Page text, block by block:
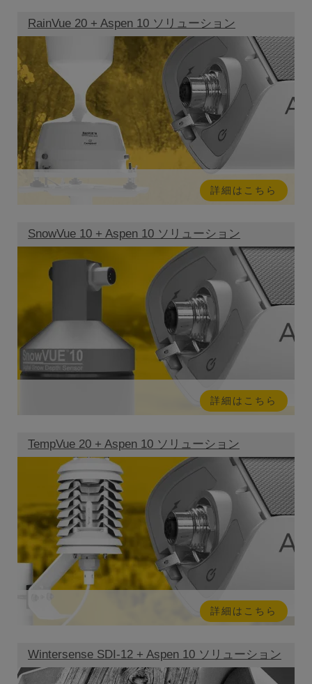
RainVue 20 + Aspen 10 ソリューション
詳細はこちら
SnowVue 10 + Aspen 10 ソリューション
詳細はこちら
TempVue 20 + Aspen 10 ソリューション
詳細はこちら
Wintersense SDI-12 + Aspen 10 ソリューション